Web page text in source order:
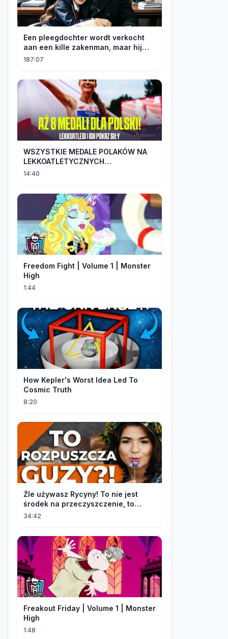
Een pleegdochter wordt verkocht
aan een kille zakenman, maar hij
wordt verliefd op haar en neemt
187:07
WSZYSTKIE MEDALE POLAKÓW NA
LEKKOATLETYCZNYCH
MISTRZOSTWACH EUROPY U18 |
14:40
Freedom Fight | Volume 1 | Monster
High
1:44
How Kepler's Worst Idea Led To
Cosmic Truth
8:20
Źle używasz Rycyny! To nie jest
środek na przeczyszczenie, to
potężny "rozpuszczalnik".
34:42
Freakout Friday | Volume 1 | Monster
High
1:48